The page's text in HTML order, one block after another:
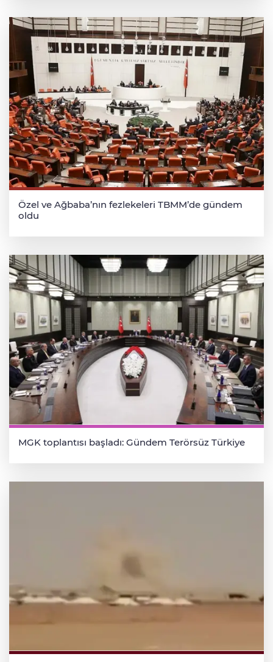
Özel ve Ağbaba’nın fezlekeleri TBMM’de gündem
oldu
MGK toplantısı başladı: Gündem Terörsüz Türkiye